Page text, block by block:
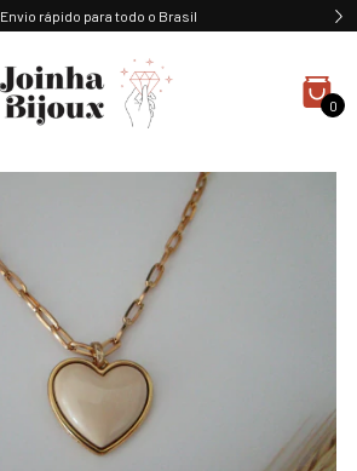
Envio rápido para todo o Brasil
0